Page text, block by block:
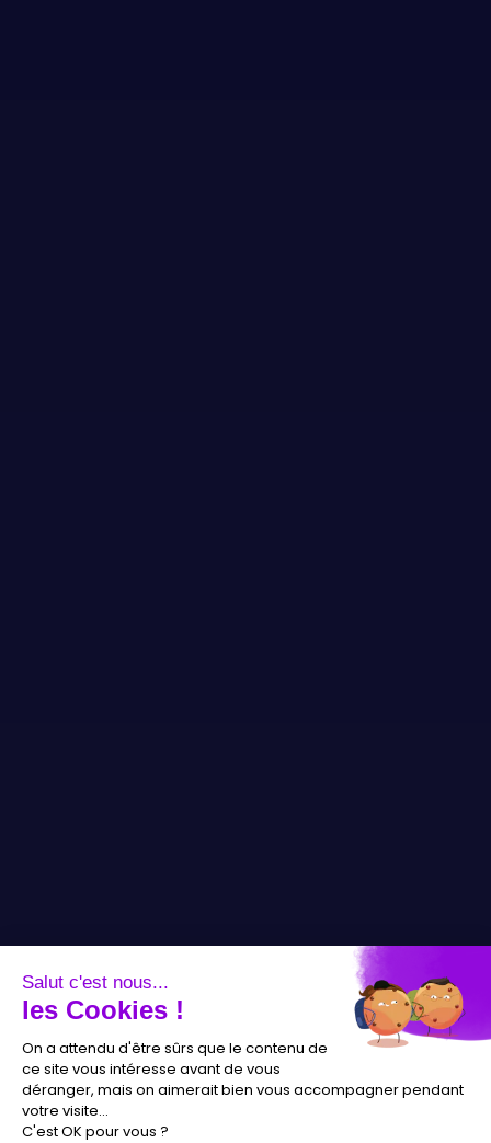
Salut c'est nous...
les Cookies !
On a attendu d'être sûrs que le contenu de
ce site vous intéresse avant de vous
déranger, mais on aimerait bien vous accompagner pendant
votre visite...
C'est OK pour vous ?